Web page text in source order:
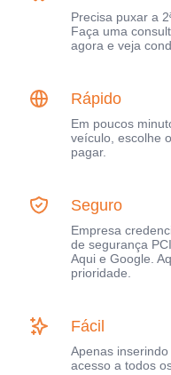
Precisa puxar a
Faça uma
agora e veja
Rápido
Em poucos
veículo, escolhe
pagar.
Seguro
Empresa
de segurança
Aqui e Google.
prioridade.
Fácil
Apenas
acesso a todos